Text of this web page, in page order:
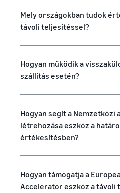
Mely országokban tudok
távoli teljesítéssel?
Hogyan működik a
szállítás esetén?
Hogyan segít a Nemzetközi
létrehozása eszköz a
értékesítésben?
Hogyan támogatja a
Accelerator eszköz a távoli